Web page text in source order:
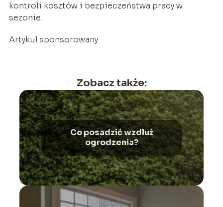
kontroli kosztów i bezpieczeństwa pracy w
sezonie.
Artykuł sponsorowany
Zobacz także:
Co posadzić wzdłuż
ogrodzenia?